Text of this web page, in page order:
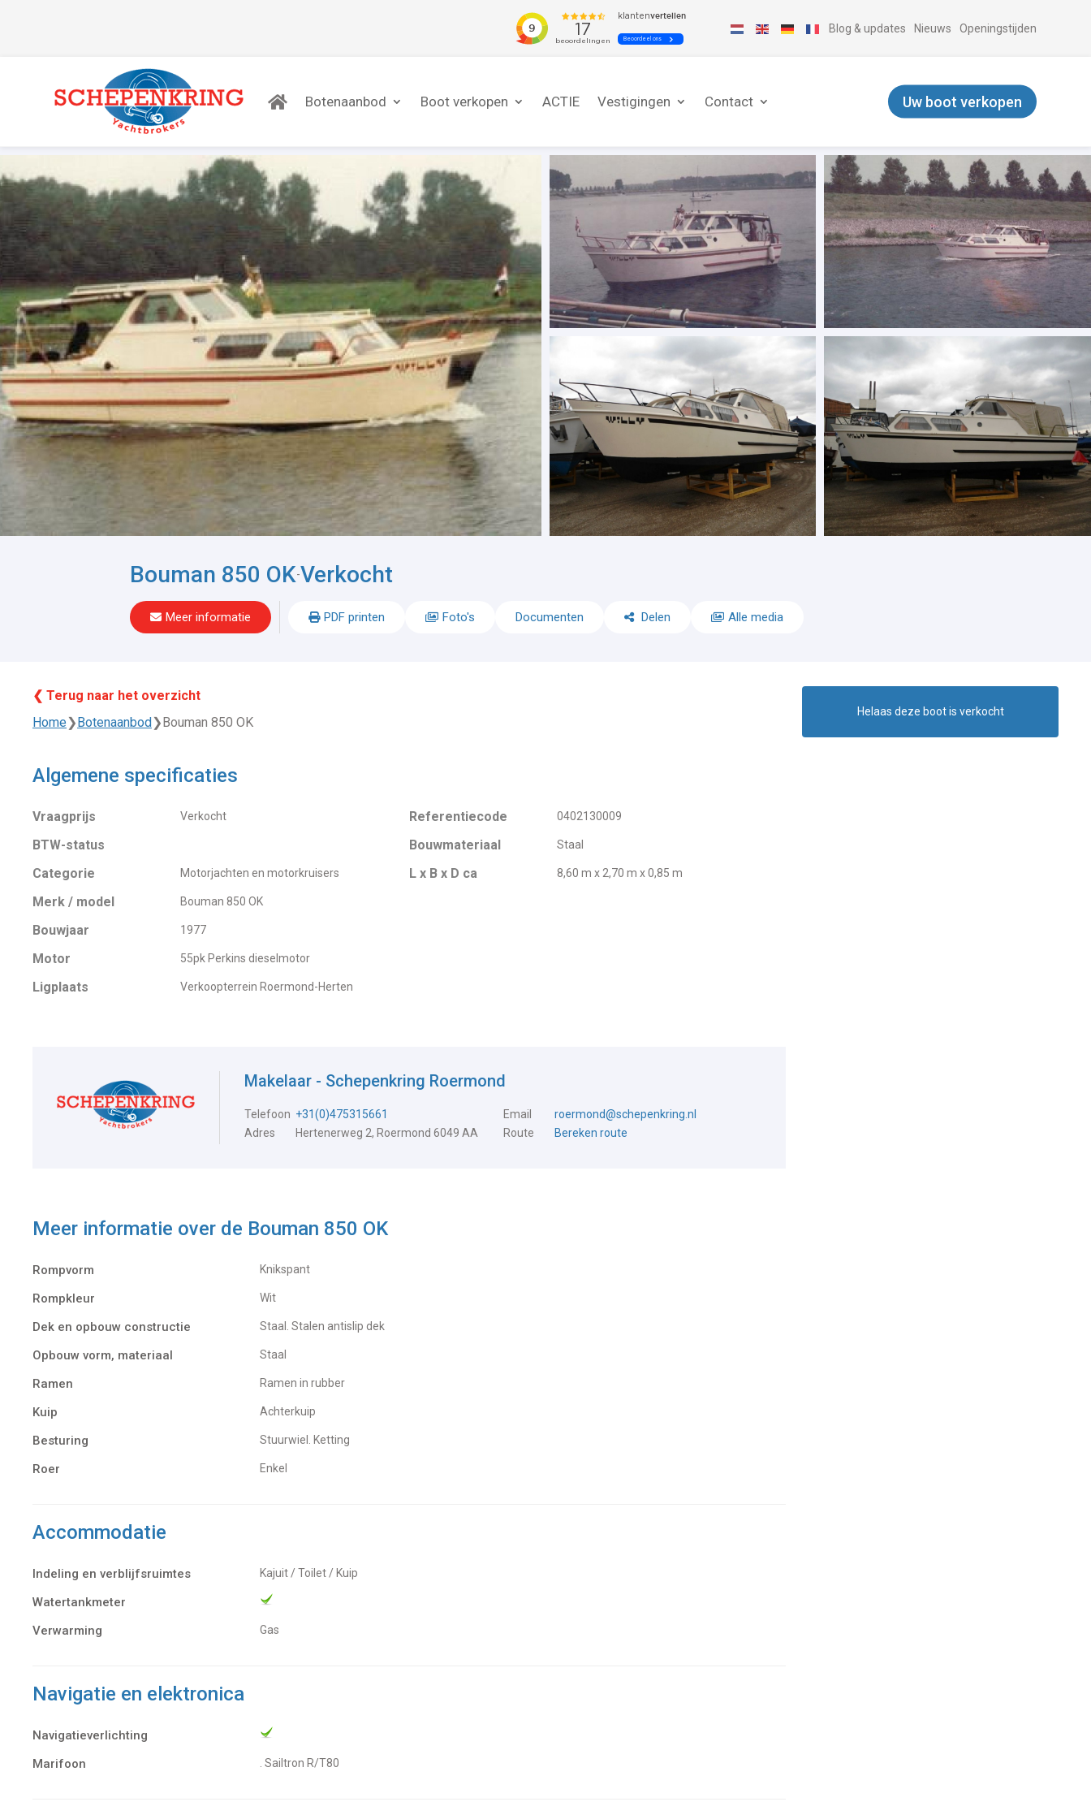
Blog & updates Nieuws Openingstijden
Botenaanbod Boot verkopen ACTIE Vestigingen Contact Uw boot verkopen
Bouman 850 OK-Verkocht
Meer informatie PDF printen Foto's Documenten Delen Alle media
❮ Terug naar het overzicht
Home❯Botenaanbod❯Bouman 850 OK
Algemene specificaties
Vraagprijs Verkocht
BTW-status
Categorie
Motorjachten en motorkruisers
Merk / model Bouman 850 OK
Bouwjaar 1977
Motor 55pk Perkins dieselmotor
Ligplaats Verkoopterrein Roermond-Herten
Referentiecode 0402130009
Bouwmateriaal Staal
L x B x D ca 8,60 m x 2,70 m x 0,85 m
Makelaar - Schepenkring Roermond
Telefoon +31(0)475315661 Email
roermond@schepenkring.nl
Adres
Hertenerweg 2, Roermond 6049 AA Route Bereken route
Meer informatie over de Bouman 850 OK
Rompvorm Knikspant
Rompkleur Wit
Dek en opbouw constructie Staal. Stalen antislip dek
Opbouw vorm, materiaal Staal
Ramen Ramen in rubber
Kuip Achterkuip
Besturing Stuurwiel. Ketting
Roer Enkel
Accommodatie
Indeling en verblijfsruimtes Kajuit / Toilet / Kuip
Watertankmeter
Verwarming
Gas
Navigatie en elektronica
Navigatieverlichting
Marifoon
. Sailtron R/T80
Helaas deze boot is verkocht